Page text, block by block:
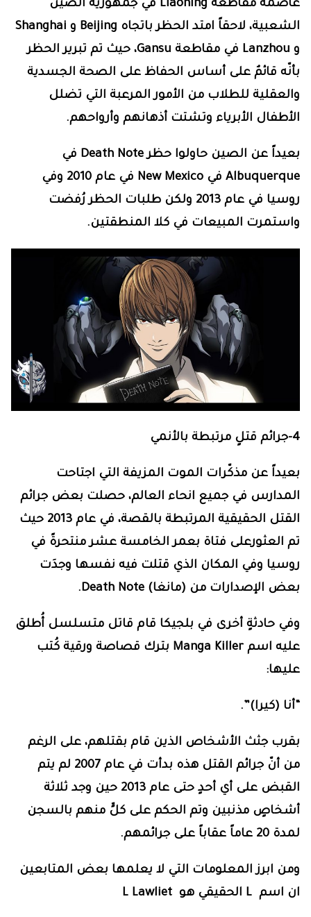
عاصمة مقاطعة Liaoning في جمهورية الصين
الشعبية، لاحقاً امتد الحظر باتجاه Beijing و Shanghai
و Lanzhou في مقاطعة Gansu، حيث تم تبرير الحظر
بأنّه قائمٌ على أساس الحفاظ على الصحة الجسدية
والعقلية للطلاب من الأمور المرعبة التي تضلل
الأطفال الأبرياء وتشتت أذهانهم وأرواحهم.
بعيداً عن الصين حاولوا حظر Death Note في
Albuquerque في New Mexico في عام 2010 وفي
روسيا في عام 2013 ولكن طلبات الحظر رُفضت
واستمرت المبيعات في كلا المنطقتين.
4-جرائم قتلٍ مرتبطة بالأنمي
بعيداً عن مذكّرات الموت المزيفة التي اجتاحت
المدارس في جميع انحاء العالم، حصلت بعض جرائم
القتل الحقيقية المرتبطة بالقصة، في عام 2013 حيث
تم العثورعلى فتاة بعمر الخامسة عشر منتحرةً في
روسيا وفي المكان الذي قتلت فيه نفسها وجدَت
بعض الإصدارات من (مانغا) Death Note
.
وفي حادثةٍ أخرى في بلجيكا قام قاتل متسلسل أُطلق
عليه اسمManga Killer بترك قصاصة ورقية كُتب
عليها:
“أنا (كيرا)”.
بقرب جثث الأشخاص الذين قام بقتلهم، على الرغم
من أنّ جرائم القتل هذه بدأت في عام 2007 لم يتم
القبض على أي أحدٍ حتى عام 2013 حين وجد ثلاثة
أشخاصٍ مذنبين وتم الحكم على كلٍّ منهم بالسجن
لمدة 20 عاماً عقاباً على جرائمهم.
ومن ابرز المعلومات التي لا يعلمها بعض المتابعين
ان اسم L الحقيقي هو L Lawliet